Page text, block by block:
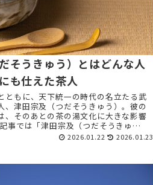
そうきゅう）とはどんな人
も仕えた茶人
ともに、天下統一の時代の名立たる武
、津田宗及（つだそうきゅう）。彼の
、そのあとの茶の湯文化に大きな影響
事では「津田宗及（つだそうきゅ
2026.01.22 2026.01.23